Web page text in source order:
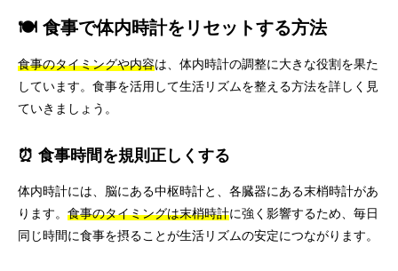
🍽️ 食事で体内時計をリセットする方法
食事のタイミングや内容は、体内時計の調整に大きな役割を果た
しています。食事を活用して生活リズムを整える方法を詳しく見
ていきましょう。
⏰ 食事時間を規則正しくする
体内時計には、脳にある中枢時計と、各臓器にある末梢時計があ
ります。 食事のタイミングは末梢時計に強く影響するため、毎日
同じ時間に食事を摂ることが生活リズムの安定につながります。